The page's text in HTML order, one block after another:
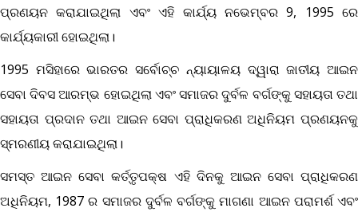
ପ୍ରଣୟନ କରାଯାଇଥିଲା ଏବଂ ଏହି କାର୍ଯ୍ୟ ନଭେମ୍ବର 9, 1995 ରେ
କାର୍ଯ୍ୟକାରୀ ହୋଇଥିଲା।
1995 ମସିହାରେ ଭାରତର ସର୍ବୋଚ୍ଚ ନ୍ୟାୟାଳୟ ଦ୍ୱାରା ଜାତୀୟ ଆଇନ
ସେବା ଦିବସ ଆରମ୍ଭ ହୋଇଥିଲା ଏବଂ ସମାଜର ଦୁର୍ବଳ ବର୍ଗଙ୍କୁ ସହାୟତା ତଥା
ସହାୟତା ପ୍ରଦାନ ତଥା ଆଇନ ସେବା ପ୍ରାଧିକରଣ ଅଧିନିୟମ ପ୍ରଣୟନକୁ
ସ୍ମରଣୀୟ କରାଯାଇଥିଲା।
ସମସ୍ତ ଆଇନ ସେବା କର୍ତ୍ତୃପକ୍ଷ ଏହି ଦିନକୁ ଆଇନ ସେବା ପ୍ରାଧିକରଣ
ଅଧିନିୟମ, 1987 ର ସମାଜର ଦୁର୍ବଳ ବର୍ଗଙ୍କୁ ମାଗଣା ଆଇନ ପରାମର୍ଶ ଏବଂ